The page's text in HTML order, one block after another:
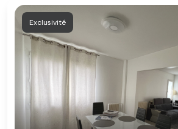
Exclusivité